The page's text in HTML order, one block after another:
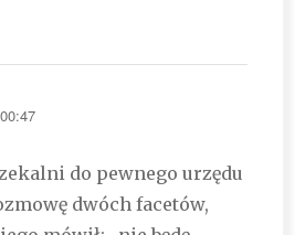
do pewnego urzędu
dwóch facetów,